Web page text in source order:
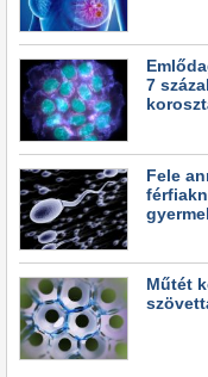
7
Fele
Műtét